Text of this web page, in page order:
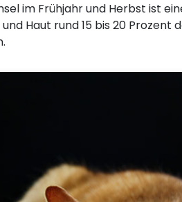
im Frühjahr und Herbst ist
Haut rund 15 bis 20